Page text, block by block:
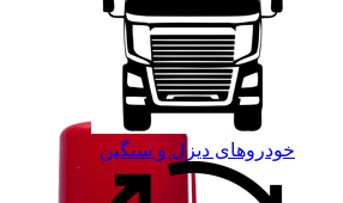
خودروهای دیزل و سنگین